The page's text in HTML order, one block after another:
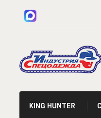
KING HUNTER